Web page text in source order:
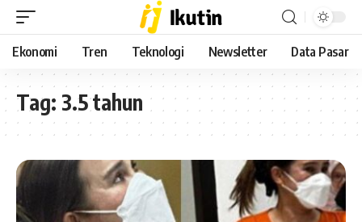
Ekonomi Tren Teknologi Newsletter Data Pasar
Tag: 3.5 tahun